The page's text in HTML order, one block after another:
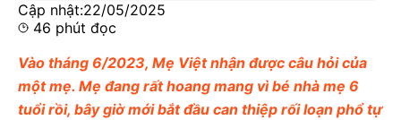
Cập nhật:22/05/2025
46 phút đọc
Vào tháng 6/2023, Mẹ Việt nhận được câu hỏi của
một mẹ. Mẹ đang rất hoang mang vì bé nhà mẹ 6
tuổi rồi, bây giờ mới bắt đầu can thiệp rối loạn phổ tự